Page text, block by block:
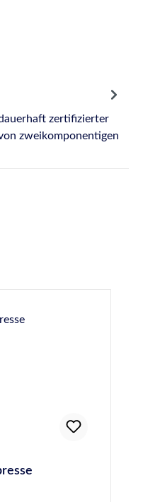
zertifizierter
zweikomponentigen